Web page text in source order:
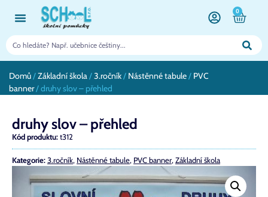
0
Domů/Základní škola/3.ročník/ Nástěnné tabule/ PVC
banner/ druhy slov – přehled
druhy slov – přehled
Kód produktu:t312
Kategorie:3.ročník, Nástěnné tabule, PVC banner, Základní škola